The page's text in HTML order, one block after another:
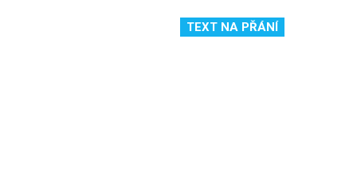
TEXT NA PŘÁNÍ